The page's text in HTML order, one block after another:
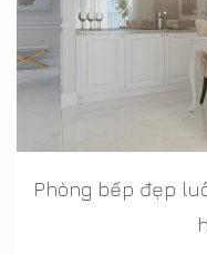
Phòng bếp đẹp